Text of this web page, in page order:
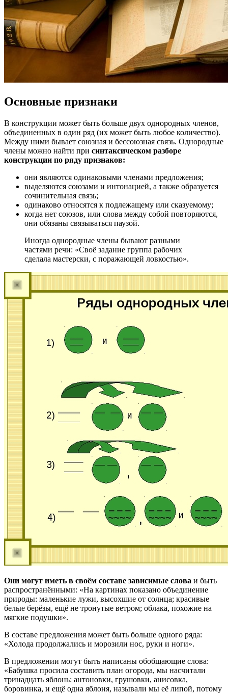
Основные признаки
В конструкции может быть больше двух однородных членов,
объединенных в один ряд (их может быть любое количество).
Между ними бывает союзная и бессоюзная связь. Однородные
члены можно найти при синтаксическом разборе
конструкции по ряду признаков:
они являются одинаковыми членами предложения;
выделяются союзами и интонацией, а также образуется
сочинительная связь;
одинаково относятся к подлежащему или сказуемому;
когда нет союзов, или слова между собой повторяются,
они обязаны связываться паузой.
Иногда однородные члены бывают разными
частями речи: «Своё задание группа рабочих
сделала мастерски, с поражающей ловкостью».
Они могут иметь в своём составе зависимые слова и быть
распространёнными: «На картинах показано объединение
природы: маленькие лужи, высохшие от солнца; красивые
белые берёзы, ещё не тронутые ветром; облака, похожие на
мягкие подушки».
В составе предложения может быть больше одного ряда:
«Холода продолжались и морозили нос, руки и ноги».
В предложении могут быть написаны обобщающие слова:
«Бабушка просила составить план огорода, мы насчитали
тринадцать яблонь: антоновки, грушовки, анисовка,
боровинка, и ещё одна яблоня, называли мы её липой, потому